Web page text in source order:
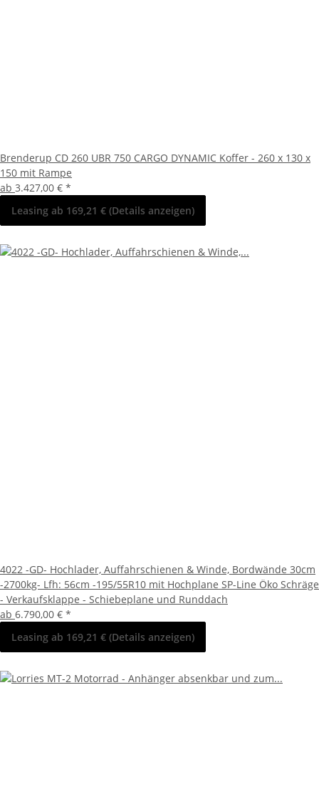
Brenderup CD 260 UBR 750 CARGO DYNAMIC Koffer - 260 x 130 x
150 mit Rampe
ab 3.427,00 € *
Leasing ab 169,21 € (Details anzeigen)
4022 -GD- Hochlader, Auffahrschienen & Winde, Bordwände 30cm
-2700kg- Lfh: 56cm -195/55R10 mit Hochplane SP-Line Öko Schräge
- Verkaufsklappe - Schiebeplane und Runddach
ab 6.790,00 € *
Leasing ab 169,21 € (Details anzeigen)